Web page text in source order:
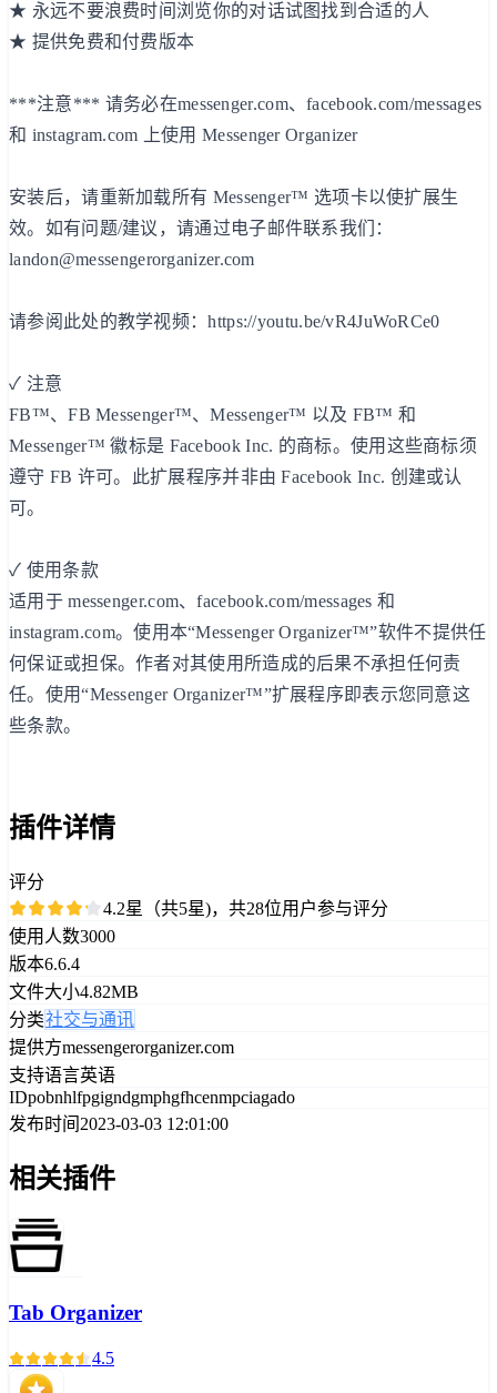
★ 永远不要浪费时间浏览你的对话试图找到合适的人
★ 提供免费和付费版本
***注意*** 请务必在messenger.com、facebook.com/messages
和 instagram.com 上使用 Messenger Organizer
安装后，请重新加载所有 Messenger™ 选项卡以使扩展生
效。如有问题/建议，请通过电子邮件联系我们：
landon@messengerorganizer.com
请参阅此处的教学视频：https://youtu.be/vR4JuWoRCe0
✓ 注意
FB™、FB Messenger™、Messenger™ 以及 FB™ 和
Messenger™ 徽标是 Facebook Inc. 的商标。使用这些商标须
遵守 FB 许可。此扩展程序并非由 Facebook Inc. 创建或认
可。
✓ 使用条款
适用于 messenger.com、facebook.com/messages 和
instagram.com。使用本“Messenger Organizer™”软件不提供任
何保证或担保。作者对其使用所造成的后果不承担任何责
任。使用“Messenger Organizer™”扩展程序即表示您同意这
些条款。
插件详情
评分
4.2星（共5星)，共28位用户参与评分
使用人数3000
版本6.6.4
文件大小4.82MB
分类社交与通讯
提供方messengerorganizer.com
支持语言英语
IDpobnhlfpgigndgmphgfhcenmpciagado
发布时间 2023-03-03 12:01:00
相关插件
Tab Organizer
4.5